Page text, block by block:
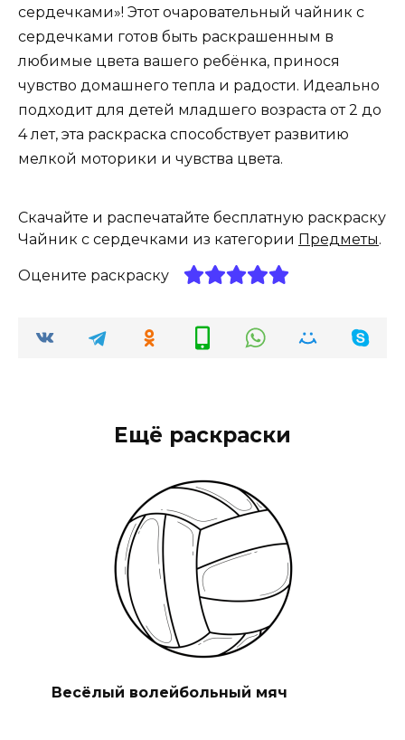
сердечками»! Этот очаровательный чайник с
сердечками готов быть раскрашенным в
любимые цвета вашего ребёнка, принося
чувство домашнего тепла и радости. Идеально
подходит для детей младшего возраста от 2 до
4 лет, эта раскраска способствует развитию
мелкой моторики и чувства цвета.
Скачайте и распечатайте бесплатную раскраску
Чайник с сердечками из категории Предметы.
Оцените раскраску
Ещё раскраски
Весёлый волейбольный мяч